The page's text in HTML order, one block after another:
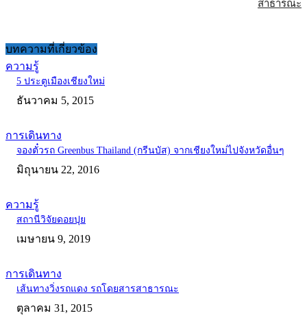
สาธารณะ
บทความที่เกี่ยวข้อง
ความรู้
5 ประตูเมืองเชียงใหม่
ธันวาคม 5, 2015
การเดินทาง
จองตั๋วรถ Greenbus Thailand (กรีนบัส) จากเชียงใหม่ไปจังหวัดอื่นๆ
มิถุนายน 22, 2016
ความรู้
สถานีวิจัยดอยปุย
เมษายน 9, 2019
การเดินทาง
เส้นทางวิ่งรถแดง รถโดยสารสาธารณะ
ตุลาคม 31, 2015